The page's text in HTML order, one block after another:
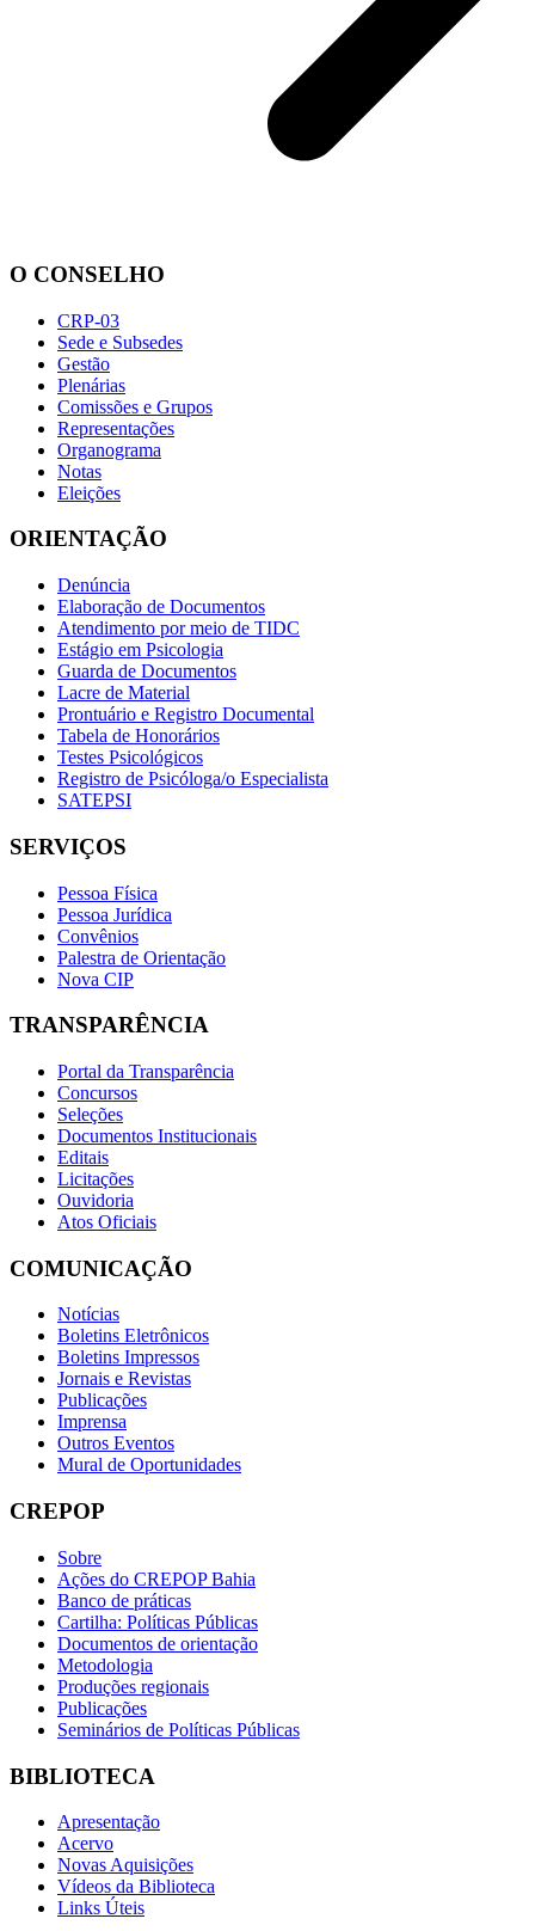
O CONSELHO
CRP-03
Sede e Subsedes
Gestão
Plenárias
Comissões e Grupos
Representações
Organograma
Notas
Eleições
ORIENTAÇÃO
Denúncia
Elaboração de Documentos
Atendimento por meio de TIDC
Estágio em Psicologia
Guarda de Documentos
Lacre de Material
Prontuário e Registro Documental
Tabela de Honorários
Testes Psicológicos
Registro de Psicóloga/o Especialista
SATEPSI
SERVIÇOS
Pessoa Física
Pessoa Jurídica
Convênios
Palestra de Orientação
Nova CIP
TRANSPARÊNCIA
Portal da Transparência
Concursos
Seleções
Documentos Institucionais
Editais
Licitações
Ouvidoria
Atos Oficiais
COMUNICAÇÃO
Notícias
Boletins Eletrônicos
Boletins Impressos
Jornais e Revistas
Publicações
Imprensa
Outros Eventos
Mural de Oportunidades
CREPOP
Sobre
Ações do CREPOP Bahia
Banco de práticas
Cartilha: Políticas Públicas
Documentos de orientação
Metodologia
Produções regionais
Publicações
Seminários de Políticas Públicas
BIBLIOTECA
Apresentação
Acervo
Novas Aquisições
Vídeos da Biblioteca
Links Úteis